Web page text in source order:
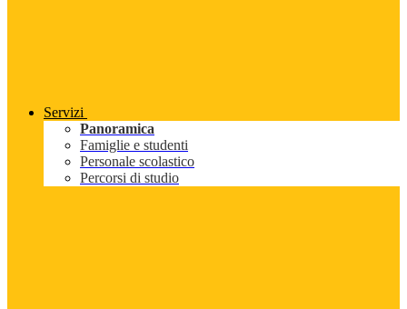
Servizi
Panoramica
Famiglie e studenti
Personale scolastico
Percorsi di studio